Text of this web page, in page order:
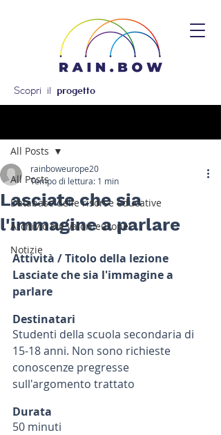
Scopri il progetto
All Posts
Database delle risorse educative
Archivio sui valori europei
Notizie
All Posts
Lasciate che sia
l'immagine a parlare
rainboweurope20
Tempo di lettura: 1 min
Attività / Titolo della lezione
Lasciate che sia l'immagine a
parlare
Destinatari
Studenti della scuola secondaria di
15-18 anni. Non sono richieste
conoscenze pregresse
sull'argomento trattato
Durata
50 minuti